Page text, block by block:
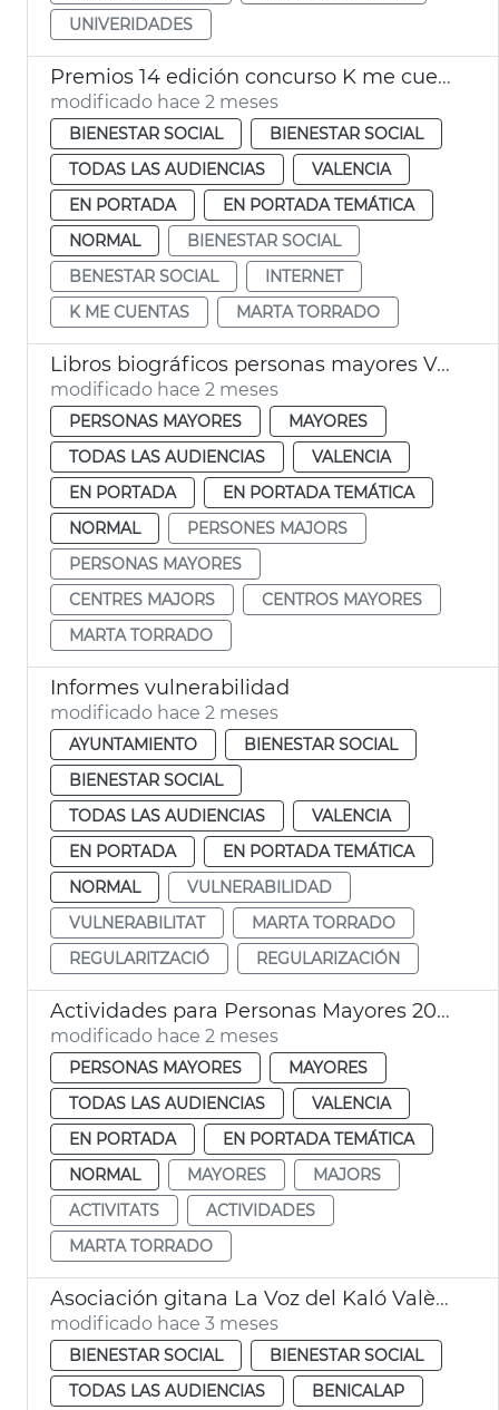
UNIVERIDADES
Premios 14 edición concurso K me cuentas València
modificado hace 2 meses
BIENESTAR SOCIAL
BIENESTAR SOCIAL
TODAS LAS AUDIENCIAS
VALENCIA
EN PORTADA
EN PORTADA TEMÁTICA
NORMAL
BIENESTAR SOCIAL
BENESTAR SOCIAL
INTERNET
K ME CUENTAS
MARTA TORRADO
Libros biográficos personas mayores València
modificado hace 2 meses
PERSONAS MAYORES
MAYORES
TODAS LAS AUDIENCIAS
VALENCIA
EN PORTADA
EN PORTADA TEMÁTICA
NORMAL
PERSONES MAJORS
PERSONAS MAYORES
CENTRES MAJORS
CENTROS MAYORES
MARTA TORRADO
Informes vulnerabilidad
modificado hace 2 meses
AYUNTAMIENTO
BIENESTAR SOCIAL
BIENESTAR SOCIAL
TODAS LAS AUDIENCIAS
VALENCIA
EN PORTADA
EN PORTADA TEMÁTICA
NORMAL
VULNERABILIDAD
VULNERABILITAT
MARTA TORRADO
REGULARITZACIÓ
REGULARIZACIÓN
Actividades para Personas Mayores 2026-2027
modificado hace 2 meses
PERSONAS MAYORES
MAYORES
TODAS LAS AUDIENCIAS
VALENCIA
EN PORTADA
EN PORTADA TEMÁTICA
NORMAL
MAYORES
MAJORS
ACTIVITATS
ACTIVIDADES
MARTA TORRADO
Asociación gitana La Voz del Kaló València
modificado hace 3 meses
BIENESTAR SOCIAL
BIENESTAR SOCIAL
TODAS LAS AUDIENCIAS
BENICALAP